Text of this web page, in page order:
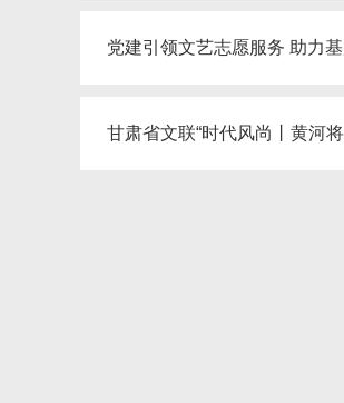
党建引领文艺志愿服务 助力
甘肃省文联“时代风尚丨黄河